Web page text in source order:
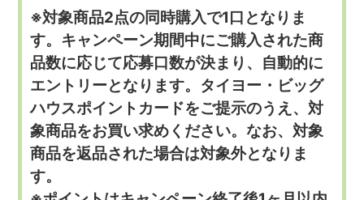
※対象商品2点の同時購入で1口となりま
す。キャンペーン期間中にご購入された商
品数に応じて応募口数が決まり、自動的に
エントリーとなります。タイヨー・ビッグ
ハウスポイントカードをご提示のうえ、対
象商品をお買い求めください。なお、対象
商品を返品された場合は対象外となりま
す。